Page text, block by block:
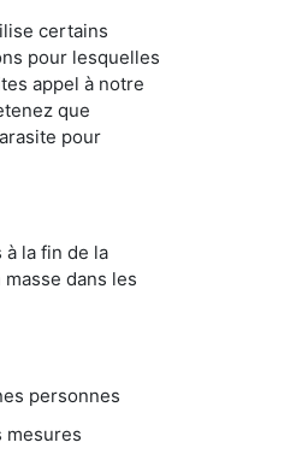
certains
pour lesquelles
appel à notre
que
pour
la fin de la
dans les
personnes
mesures